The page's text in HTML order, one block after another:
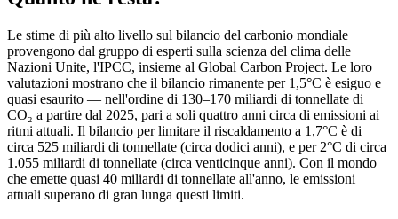
Le stime di più alto livello sul bilancio del carbonio mondiale
provengono dal gruppo di esperti sulla scienza del clima delle
Nazioni Unite, l'IPCC, insieme al Global Carbon Project. Le loro
valutazioni mostrano che il bilancio rimanente per 1,5°C è esiguo e
quasi esaurito — nell'ordine di 130–170 miliardi di tonnellate di
CO₂ a partire dal 2025, pari a soli quattro anni circa di emissioni ai
ritmi attuali. Il bilancio per limitare il riscaldamento a 1,7°C è di
circa 525 miliardi di tonnellate (circa dodici anni), e per 2°C di circa
1.055 miliardi di tonnellate (circa venticinque anni). Con il mondo
che emette quasi 40 miliardi di tonnellate all'anno, le emissioni
attuali superano di gran lunga questi limiti.